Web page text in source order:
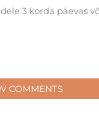
3 korda päevas
COMMENTS